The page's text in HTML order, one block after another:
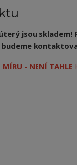
jsou skladem!
budeme
- NENÍ